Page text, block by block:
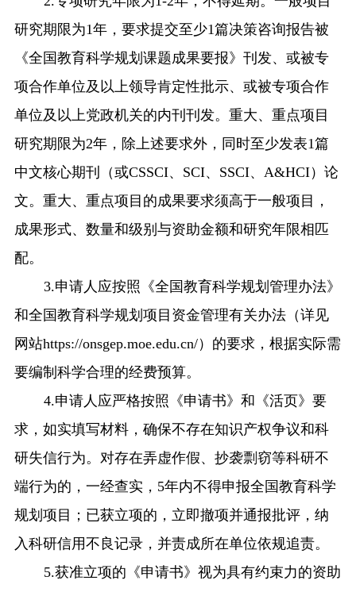
研究期限为1年，要求提交至少1篇决策咨询报告被
《全国教育科学规划课题成果要报》刊发、或被专
项合作单位及以上领导肯定性批示、或被专项合作
单位及以上党政机关的内刊刊发。重大、重点项目
研究期限为2年，除上述要求外，同时至少发表1篇
中文核心期刊（或CSSCI、SCI、SSCI、A&HCI）论
文。重大、重点项目的成果要求须高于一般项目，
成果形式、数量和级别与资助金额和研究年限相匹
配。
3.申请人应按照《全国教育科学规划管理办法》
和全国教育科学规划项目资金管理有关办法（详见
网站https://onsgep.moe.edu.cn/）的要求，根据实际需
要编制科学合理的经费预算。
4.申请人应严格按照《申请书》和《活页》要
求，如实填写材料，确保不存在知识产权争议和科
研失信行为。对存在弄虚作假、抄袭剽窃等科研不
端行为的，一经查实，5年内不得申报全国教育科学
规划项目；已获立项的，立即撤项并通报批评，纳
入科研信用不良记录，并责成所在单位依规追责。
5.获准立项的《申请书》视为具有约束力的资助